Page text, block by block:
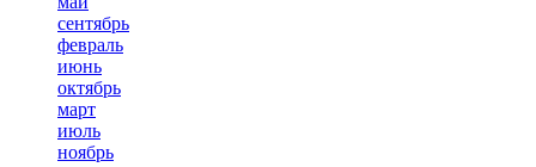
сентябрь
февраль
июнь
октябрь
март
июль
ноябрь